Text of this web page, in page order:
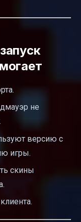
не
версию с
игры.
скины